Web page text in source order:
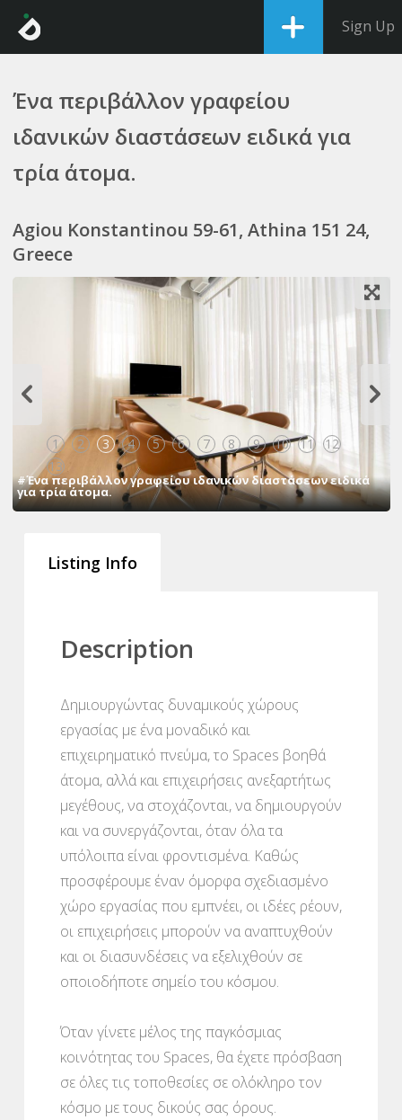
Sign Up
Ένα περιβάλλον γραφείου
ιδανικών διαστάσεων ειδικά για
τρία άτομα.
Agiou Konstantinou 59-61, Athina 151 24,
Greece
1 2 3 4 5 6 7 8 9 10 11
12
13
#Ένα περιβάλλον γραφείου ιδανικών διαστάσεων ειδικά
για τρία άτομα.
Listing Info
Description
Δημιουργώντας δυναμικούς χώρους
εργασίας με ένα μοναδικό και
επιχειρηματικό πνεύμα, το Spaces βοηθά
άτομα, αλλά και επιχειρήσεις ανεξαρτήτως
μεγέθους, να στοχάζονται, να δημιουργούν
και να συνεργάζονται, όταν όλα τα
υπόλοιπα είναι φροντισμένα. Καθώς
προσφέρουμε έναν όμορφα σχεδιασμένο
χώρο εργασίας που εμπνέει, οι ιδέες ρέουν,
οι επιχειρήσεις μπορούν να αναπτυχθούν
και οι διασυνδέσεις να εξελιχθούν σε
οποιοδήποτε σημείο του κόσμου.
Όταν γίνετε μέλος της παγκόσμιας
κοινότητας του Spaces, θα έχετε πρόσβαση
σε όλες τις τοποθεσίες σε ολόκληρο τον
κόσμο με τους δικούς σας όρους.